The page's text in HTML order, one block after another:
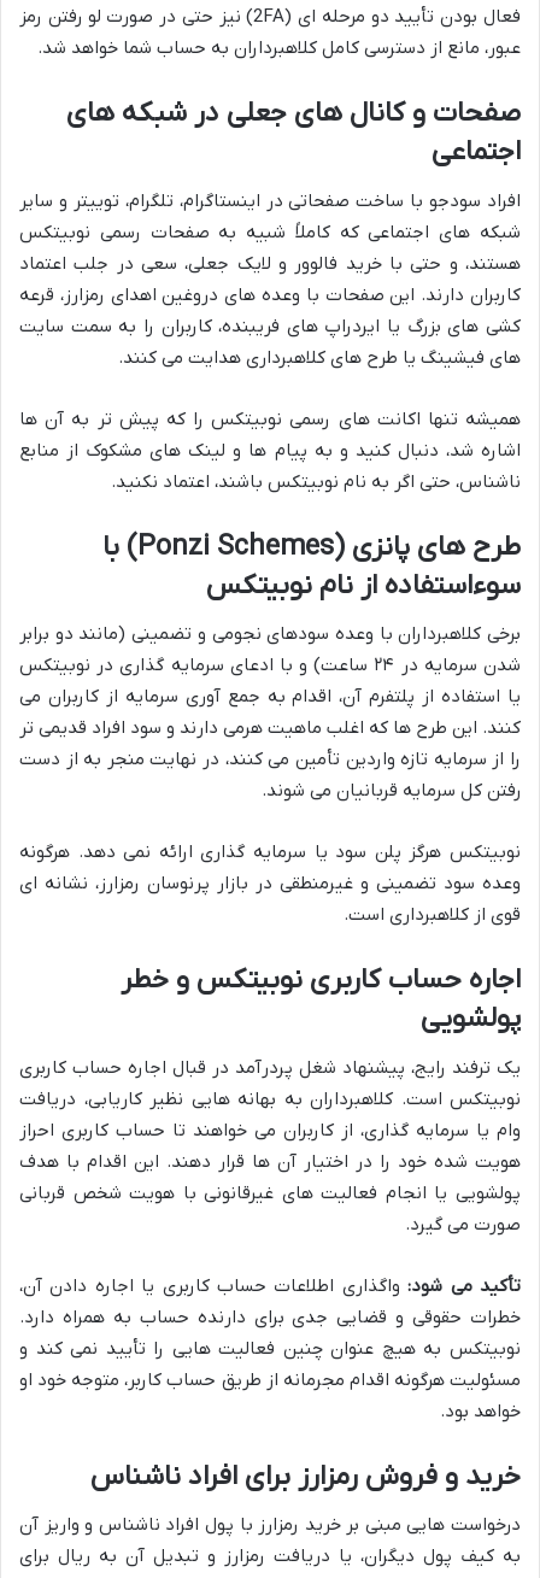
فعال بودن تأیید دو مرحله ای (2FA) نیز حتی در صورت لو رفتن رمز
عبور، مانع از دسترسی کامل کلاهبرداران به حساب شما خواهد شد.
صفحات و کانال های جعلی در شبکه های
اجتماعی
افراد سودجو با ساخت صفحاتی در اینستاگرام، تلگرام، توییتر و سایر
شبکه های اجتماعی که کاملاً شبیه به صفحات رسمی نوبیتکس
هستند، و حتی با خرید فالوور و لایک جعلی، سعی در جلب اعتماد
کاربران دارند. این صفحات با وعده های دروغین اهدای رمزارز، قرعه
کشی های بزرگ یا ایردراپ های فریبنده، کاربران را به سمت سایت
های فیشینگ یا طرح های کلاهبرداری هدایت می کنند.
همیشه تنها اکانت های رسمی نوبیتکس را که پیش تر به آن ها
اشاره شد، دنبال کنید و به پیام ها و لینک های مشکوک از منابع
ناشناس، حتی اگر به نام نوبیتکس باشند، اعتماد نکنید.
طرح های پانزی (Ponzi Schemes) با
سوءاستفاده از نام نوبیتکس
برخی کلاهبرداران با وعده سودهای نجومی و تضمینی (مانند دو برابر
شدن سرمایه در ۲۴ ساعت) و با ادعای سرمایه گذاری در نوبیتکس
یا استفاده از پلتفرم آن، اقدام به جمع آوری سرمایه از کاربران می
کنند. این طرح ها که اغلب ماهیت هرمی دارند و سود افراد قدیمی تر
را از سرمایه تازه واردین تأمین می کنند، در نهایت منجر به از دست
رفتن کل سرمایه قربانیان می شوند.
نوبیتکس هرگز پلن سود یا سرمایه گذاری ارائه نمی دهد. هرگونه
وعده سود تضمینی و غیرمنطقی در بازار پرنوسان رمزارز، نشانه ای
قوی از کلاهبرداری است.
اجاره حساب کاربری نوبیتکس و خطر
پولشویی
یک ترفند رایج، پیشنهاد شغل پردرآمد در قبال اجاره حساب کاربری
نوبیتکس است. کلاهبرداران به بهانه هایی نظیر کاریابی، دریافت
وام یا سرمایه گذاری، از کاربران می خواهند تا حساب کاربری احراز
هویت شده خود را در اختیار آن ها قرار دهند. این اقدام با هدف
پولشویی یا انجام فعالیت های غیرقانونی با هویت شخص قربانی
صورت می گیرد.
تأکید می شود:واگذاری اطلاعات حساب کاربری یا اجاره دادن آن،
خطرات حقوقی و قضایی جدی برای دارنده حساب به همراه دارد.
نوبیتکس به هیچ عنوان چنین فعالیت هایی را تأیید نمی کند و
مسئولیت هرگونه اقدام مجرمانه از طریق حساب کاربر، متوجه خود او
خواهد بود.
خرید و فروش رمزارز برای افراد ناشناس
درخواست هایی مبنی بر خرید رمزارز با پول افراد ناشناس و واریز آن
به کیف پول دیگران، یا دریافت رمزارز و تبدیل آن به ریال برای